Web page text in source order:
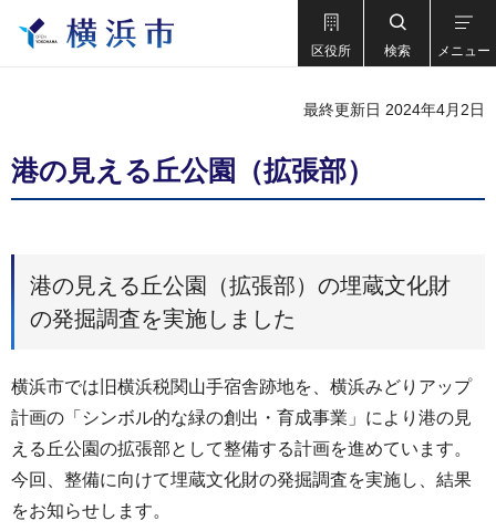
区役所 検索 メニュー
最終更新日 2024年4月2日
港の見える丘公園（拡張部）
港の見える丘公園（拡張部）の埋蔵文化財
の発掘調査を実施しました
横浜市では旧横浜税関山手宿舎跡地を、横浜みどりアップ
計画の「シンボル的な緑の創出・育成事業」により港の見
える丘公園の拡張部として整備する計画を進めています。
今回、整備に向けて埋蔵文化財の発掘調査を実施し、結果
をお知らせします。